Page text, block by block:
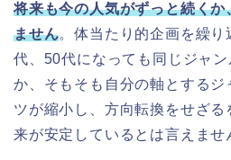
将来も今の人気がずっと続く
ません。体当たり的企画を繰
代、50代になっても同じジャ
か、そもそも自分の軸とするジ
ツが縮小し、方向転換をせざ
来が安定しているとは言えませ